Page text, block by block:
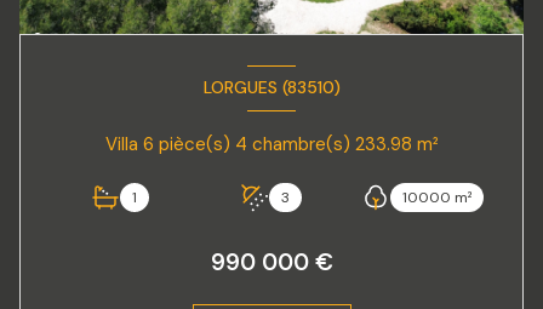
LORGUES (83510)
Villa 6 pièce(s) 4 chambre(s) 233.98 m²
1 3 10000 m²
990 000 €